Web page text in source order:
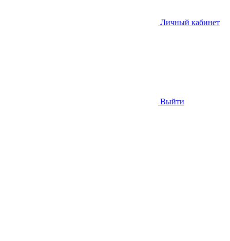
Личный кабинет
Выйти